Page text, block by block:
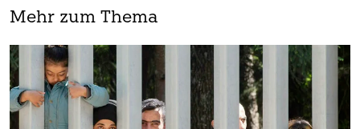
Mehr zum Thema